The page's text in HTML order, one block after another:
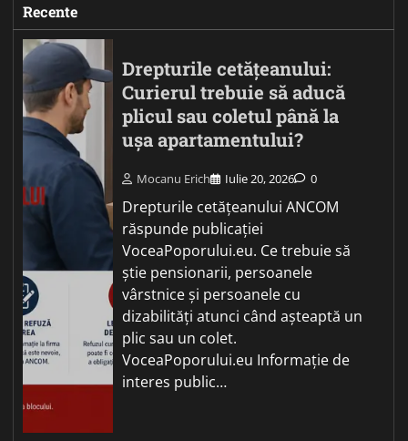
Recente
Drepturile cetățeanului:
Curierul trebuie să aducă
plicul sau coletul până la
ușa apartamentului?
Mocanu Erich Iulie 20, 2026 0
Drepturile cetățeanului ANCOM
răspunde publicației
VoceaPoporului.eu. Ce trebuie să
știe pensionarii, persoanele
vârstnice și persoanele cu
dizabilități atunci când așteaptă un
plic sau un colet.
VoceaPoporului.eu Informație de
interes public…